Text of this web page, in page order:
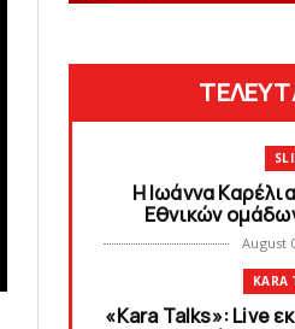
Η Ιωάννα
Εθνικών
August
KARA
«Kara Talks»: Live